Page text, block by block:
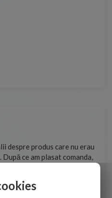
despre produs care nu erau
ce am plasat comanda,